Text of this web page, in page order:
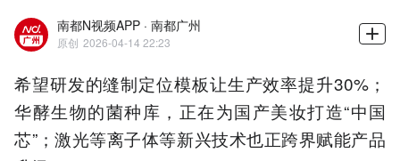
南都N视频APP · 南都广州
原创 2026-04-14 22:23
希望研发的缝制定位模板让生产效率提升30%；
华酵生物的菌种库，正在为国产美妆打造“中国
芯”；激光等离子体等新兴技术也正跨界赋能产品